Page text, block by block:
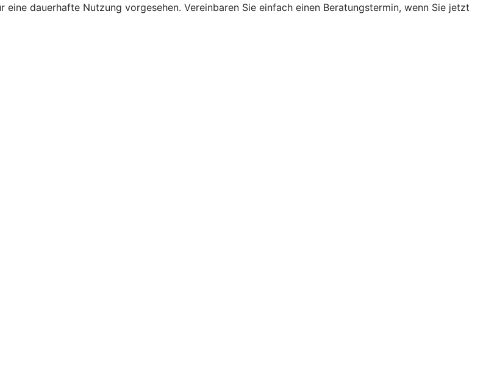
dauerhafte Nutzung vorgesehen. Vereinbaren Sie einfach einen Beratungstermin, wenn Sie jetzt